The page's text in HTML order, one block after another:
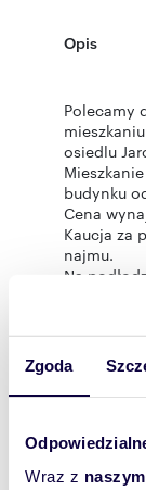
Zgoda
Wraz z
Opis
Polecamy
osiedlu
budynku
Cena
Kaucja za
najmu.
Na
W całym
LED -
Łazienka
W kuchni -